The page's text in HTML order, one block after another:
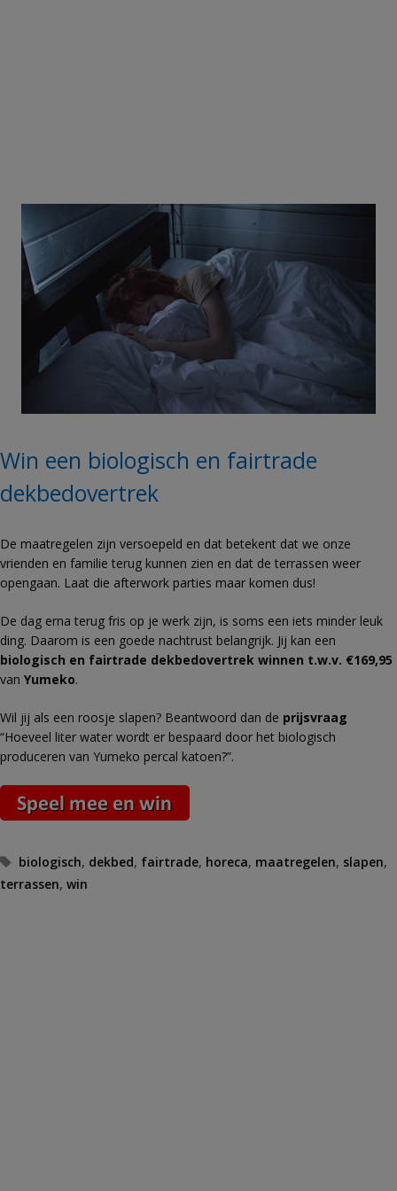
Win een biologisch en fairtrade
dekbedovertrek
De maatregelen zijn versoepeld en dat betekent dat we onze
vrienden en familie terug kunnen zien en dat de terrassen weer
opengaan. Laat die afterwork parties maar komen dus!
De dag erna terug fris op je werk zijn, is soms een iets minder leuk
ding. Daarom is een goede nachtrust belangrijk. Jij kan een
biologisch en fairtrade dekbedovertrek winnen t.w.v. €169,95
van Yumeko.
Wil jij als een roosje slapen? Beantwoord dan de prijsvraag
“Hoeveel liter water wordt er bespaard door het biologisch
produceren van Yumeko percal katoen?”.
Tags
biologisch, dekbed, fairtrade, horeca, maatregelen, slapen,
terrassen, win